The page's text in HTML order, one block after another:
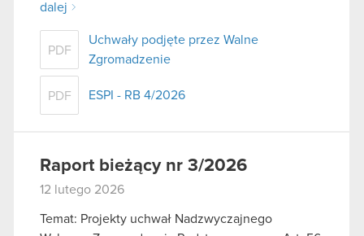
dalej
PDF
Uchwały podjęte przez Walne
Zgromadzenie
PDF ESPI - RB 4/2026
Raport bieżący nr 3/2026
12 lutego 2026
Temat: Projekty uchwał Nadzwyczajnego